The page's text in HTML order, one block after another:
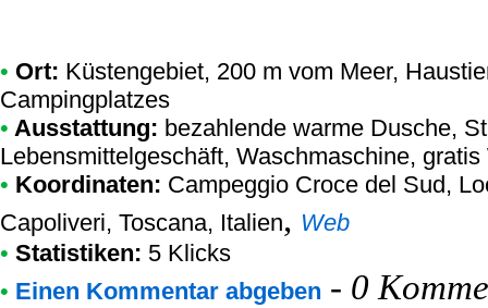
• Ort: Küstengebiet, 200 m vom Meer,
Campingplatzes
• Ausstattung: bezahlende warme Dusche,
Lebensmittelgeschäft, Waschmaschine,
• Koordinaten: Campeggio Croce del Sud,
Capoliveri, Toscana, Italien, Web
• Statistiken: 5 Klicks
• Einen Kommentar abgeben - 0